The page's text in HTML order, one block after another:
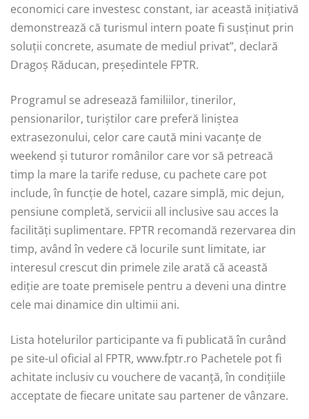
economici care investesc constant, iar această inițiativă
demonstrează că turismul intern poate fi susținut prin
soluții concrete, asumate de mediul privat”, declară
Dragoș Răducan, președintele FPTR.
Programul se adresează familiilor, tinerilor,
pensionarilor, turiștilor care preferă liniștea
extrasezonului, celor care caută mini vacanțe de
weekend și tuturor românilor care vor să petreacă
timp la mare la tarife reduse, cu pachete care pot
include, în funcție de hotel, cazare simplă, mic dejun,
pensiune completă, servicii all inclusive sau acces la
facilități suplimentare. FPTR recomandă rezervarea din
timp, având în vedere că locurile sunt limitate, iar
interesul crescut din primele zile arată că această
ediție are toate premisele pentru a deveni una dintre
cele mai dinamice din ultimii ani.
Lista hotelurilor participante va fi publicată în curând
pe site-ul oficial al FPTR, www.fptr.ro Pachetele pot fi
achitate inclusiv cu vouchere de vacanță, în condițiile
acceptate de fiecare unitate sau partener de vânzare.